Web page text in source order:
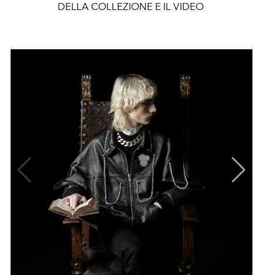
DELLA COLLEZIONE E IL VIDEO